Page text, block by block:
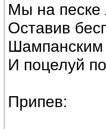
Мы на песке
Оставив
Шампанским
И поцелуй
Припев: